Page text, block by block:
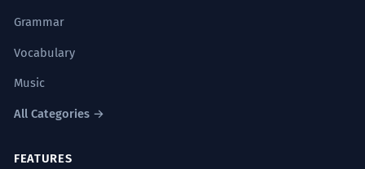
Grammar
Vocabulary
Music
All Categories →
FEATURES